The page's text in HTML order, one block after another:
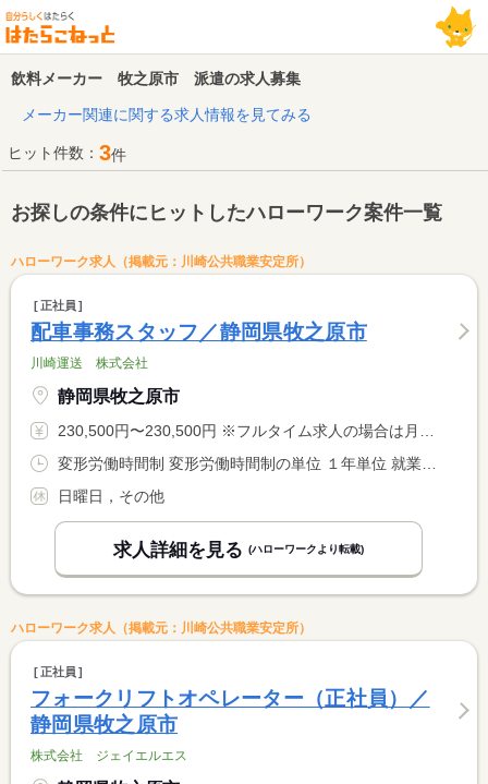
飲料メーカー 牧之原市 派遣の求人募集
メーカー関連に関する求人情報を見てみる
ヒット件数： 3件
お探しの条件にヒットしたハローワーク案件一覧
ハローワーク求人（掲載元：川崎公共職業安定所）
正社員
配車事務スタッフ／静岡県牧之原市
川崎運送 株式会社
静岡県牧之原市
230,500円〜230,500円 ※フルタイム求人の場合は月額（換算額）、パート求人の場合は時間額を表示しています。
日曜日，その他
求人詳細を見る (ハローワークより転載)
ハローワーク求人（掲載元：川崎公共職業安定所）
正社員
フォークリフトオペレーター（正社員）／
静岡県牧之原市
株式会社 ジェイエルエス